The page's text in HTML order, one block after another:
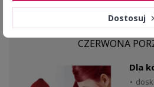
SANOTINT CLASSIC
CZERWONA
Dla
Dostosuj